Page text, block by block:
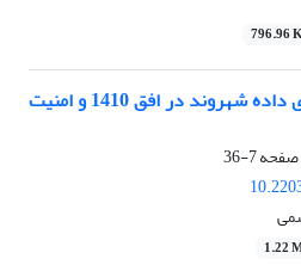
796.96
سناریوهای آینده سیستم‌های داده شهروند در افق 1410 و امنیت
7-36
1.22